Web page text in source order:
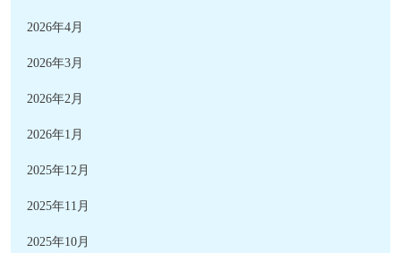
2026年4月
2026年3月
2026年2月
2026年1月
2025年12月
2025年11月
2025年10月